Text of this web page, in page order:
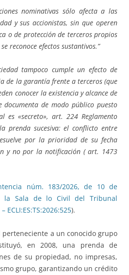
nominativas sólo afecta a las
y sus accionistas, sin que operen
o de protección de terceros propios
reconoce efectos sustantivos.”
tampoco cumple un efecto de
de la garantía frente a terceros (que
conocer la existencia y alcance de
documenta de modo público puesto
es «secreto», art. 224 Reglamento
prenda sucesiva: el conflicto entre
por la prioridad de su fecha
y no por la notificación ( art. 1473
núm. 183/2026, de 10 de
la Sala de lo Civil del Tribunal
ECLI:ES:TS:2026:525).
a un conocido grupo
en 2008, una prenda de
de su propiedad, no impresas,
grupo, garantizando un crédito